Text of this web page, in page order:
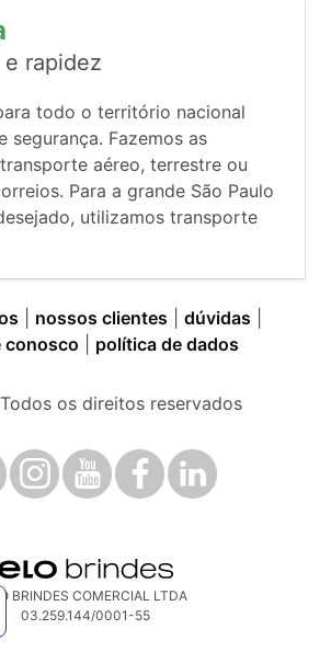
e rapidez
todo o território nacional
segurança. Fazemos as
aéreo, terrestre ou
Para a grande São Paulo
utilizamos transporte
nossos clientes dúvidas
conosco
política de dados
os direitos reservados
BRINDES COMERCIAL LTDA
03.259.144/0001-55